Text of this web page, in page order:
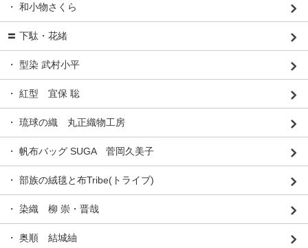
・ 和小物さくら
〓 下駄・花緒
・ 型染 武村小平
・ 紅型 宜保 聡
・ 琉球の織 丸正織物工房
・ 帆布バッグ SUGA 菅岡久美子
・ 部族の絨毯と布Tribe(トライブ)
・ 染織 柳 崇・晋哉
・ 奥順 結城紬